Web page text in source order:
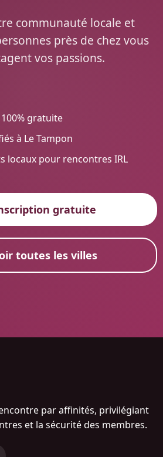
communauté locale et
près de chez vous
vos passions.
gratuite
à Le Tampon
locaux pour rencontres IRL
gratuite
toutes les villes
par affinités, privilégiant
et la sécurité des membres.